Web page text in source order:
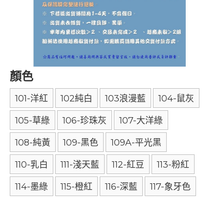
顏色
101-洋紅 102純白 103浪漫藍 104-鼠灰
105-草綠 106-珍珠灰 107-大洋綠
108-純黃 109-黑色 109A-平光黑
110-乳白 111-淺天藍 112-紅豆 113-粉紅
114-墨綠 115-橙紅 116-深藍 117-象牙色